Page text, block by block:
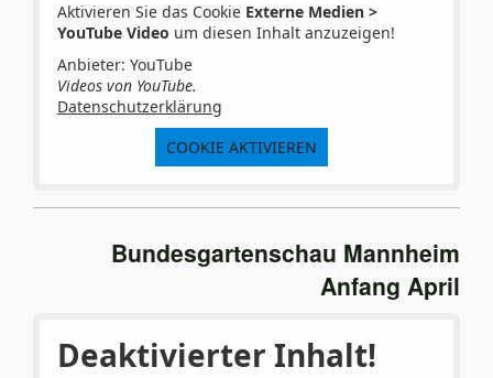
Aktivieren Sie das Cookie Externe Medien >
YouTube Video um diesen Inhalt anzuzeigen!
Anbieter: YouTube
Videos von YouTube.
Datenschutzerklärung
COOKIE AKTIVIEREN
Bundesgartenschau Mannheim
Anfang April
Deaktivierter Inhalt!